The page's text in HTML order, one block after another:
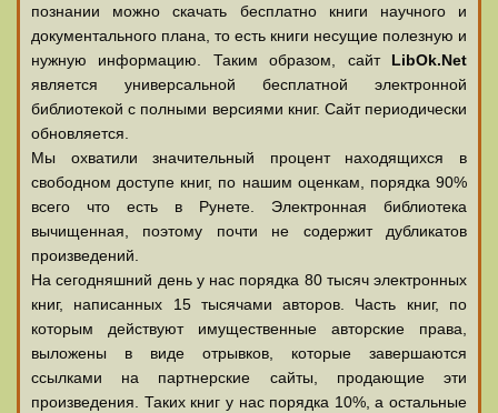
познании можно скачать бесплатно книги научного и
документального плана, то есть книги несущие полезную и
нужную информацию. Таким образом, сайт LibOk.Net
является универсальной бесплатной электронной
библиотекой с полными версиями книг. Сайт периодически
обновляется.
Мы охватили значительный процент находящихся в
свободном доступе книг, по нашим оценкам, порядка 90%
всего что есть в Рунете. Электронная библиотека
вычищенная, поэтому почти не содержит дубликатов
произведений.
На сегодняшний день у нас порядка 80 тысяч электронных
книг, написанных 15 тысячами авторов. Часть книг, по
которым действуют имущественные авторские права,
выложены в виде отрывков, которые завершаются
ссылками на партнерские сайты, продающие эти
произведения. Таких книг у нас порядка 10%, а остальные